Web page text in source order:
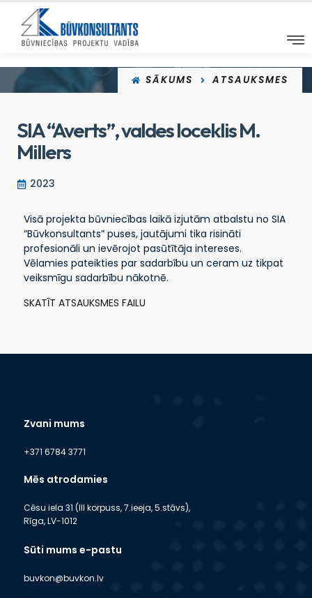
SĀKUMS ATSAUKSMES
SIA “Averts”, valdes loceklis M.
Millers
2023
Visā projekta būvniecības laikā izjutām atbalstu no SIA
“Būvkonsultants” puses, jautājumi tika risināti
profesionāli un ievērojot pasūtītāja intereses.
Vēlamies pateikties par sadarbību un ceram uz tikpat
veiksmīgu sadarbību nākotnē.
SKATĪT ATSAUKSMES FAILU
Zvani mums
+371 6784 3771
Mēs atrodamies
Cēsu iela 31 (III korpuss, 7.ieeja, 5.stāvs),
Rīga, LV-1012
Sūti mums e-pastu
buvkon@buvkon.lv